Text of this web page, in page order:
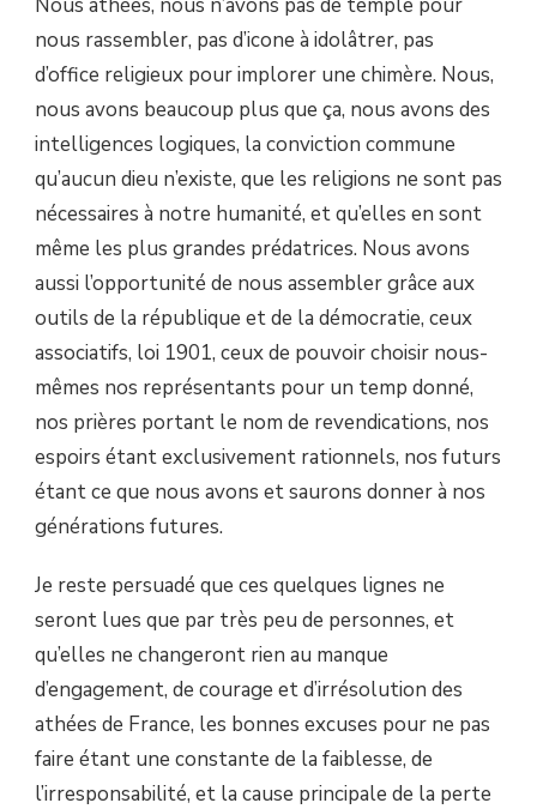
nous rassembler, pas d’icone à idolâtrer, pas
d’office religieux pour implorer une chimère. Nous,
nous avons beaucoup plus que ça, nous avons des
intelligences logiques, la conviction commune
qu’aucun dieu n’existe, que les religions ne sont pas
nécessaires à notre humanité, et qu’elles en sont
même les plus grandes prédatrices. Nous avons
aussi l’opportunité de nous assembler grâce aux
outils de la république et de la démocratie, ceux
associatifs, loi 1901, ceux de pouvoir choisir nous-
mêmes nos représentants pour un temp donné,
nos prières portant le nom de revendications, nos
espoirs étant exclusivement rationnels, nos futurs
étant ce que nous avons et saurons donner à nos
générations futures.
Je reste persuadé que ces quelques lignes ne
seront lues que par très peu de personnes, et
qu’elles ne changeront rien au manque
d’engagement, de courage et d’irrésolution des
athées de France, les bonnes excuses pour ne pas
faire étant une constante de la faiblesse, de
l’irresponsabilité, et la cause principale de la perte